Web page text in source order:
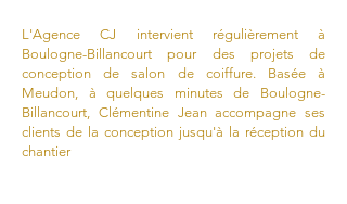
L'Agence CJ intervient régulièrement à
Boulogne-Billancourt pour des projets de
conception de salon de coiffure. Basée à
Meudon, à quelques minutes de Boulogne-
Billancourt, Clémentine Jean accompagne ses
clients de la conception jusqu'à la réception du
chantier